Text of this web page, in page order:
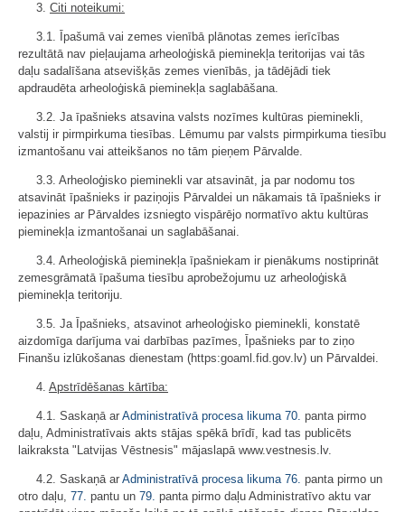
3. Citi noteikumi:
3.1. Īpašumā vai zemes vienībā plānotas zemes ierīcības
rezultātā nav pieļaujama arheoloģiskā pieminekļa teritorijas vai tās
daļu sadalīšana atsevišķās zemes vienībās, ja tādējādi tiek
apdraudēta arheoloģiskā pieminekļa saglabāšana.
3.2. Ja īpašnieks atsavina valsts nozīmes kultūras pieminekli,
valstij ir pirmpirkuma tiesības. Lēmumu par valsts pirmpirkuma tiesību
izmantošanu vai atteikšanos no tām pieņem Pārvalde.
3.3. Arheoloģisko pieminekli var atsavināt, ja par nodomu tos
atsavināt īpašnieks ir paziņojis Pārvaldei un nākamais tā īpašnieks ir
iepazinies ar Pārvaldes izsniegto vispārējo normatīvo aktu kultūras
pieminekļa izmantošanai un saglabāšanai.
3.4. Arheoloģiskā pieminekļa īpašniekam ir pienākums nostiprināt
zemesgrāmatā īpašuma tiesību aprobežojumu uz arheoloģiskā
pieminekļa teritoriju.
3.5. Ja Īpašnieks, atsavinot arheoloģisko pieminekli, konstatē
aizdomīga darījuma vai darbības pazīmes, Īpašnieks par to ziņo
Finanšu izlūkošanas dienestam (https:goaml.fid.gov.lv) un Pārvaldei.
4. Apstrīdēšanas kārtība:
4.1. Saskaņā ar Administratīvā procesa likuma 70. panta pirmo
daļu, Administratīvais akts stājas spēkā brīdī, kad tas publicēts
laikraksta "Latvijas Vēstnesis" mājaslapā www.vestnesis.lv.
4.2. Saskaņā ar Administratīvā procesa likuma 76. panta pirmo un
otro daļu, 77. pantu un 79. panta pirmo daļu Administratīvo aktu var